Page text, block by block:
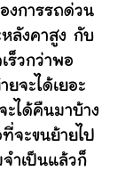
งการรถด่วน
หลังคาสูง กับ
ร็วกว่าพอ
จะได้เยอะ
ะได้คืนมาบ้าง
จะขนย้ายไป
ำเป็นแล้วก็